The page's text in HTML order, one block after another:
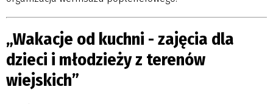
„Wakacje od kuchni - zajęcia dla
dzieci i młodzieży z terenów
wiejskich”